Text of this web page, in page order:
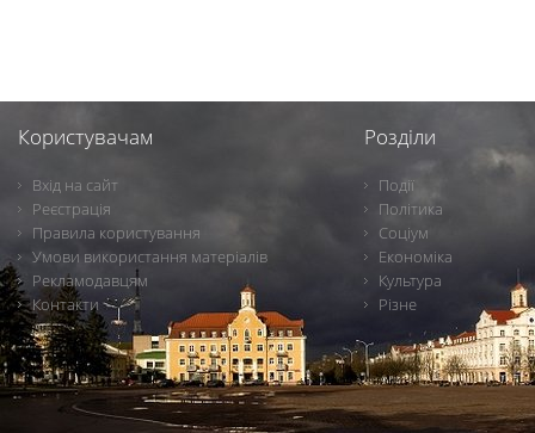
Користувачам
Вхід на сайт
Реєстрація
Правила користування
Умови використання матеріалів
Рекламодавцям
Контакти
Розділи
Події
Політика
Соціум
Економіка
Культура
Різне